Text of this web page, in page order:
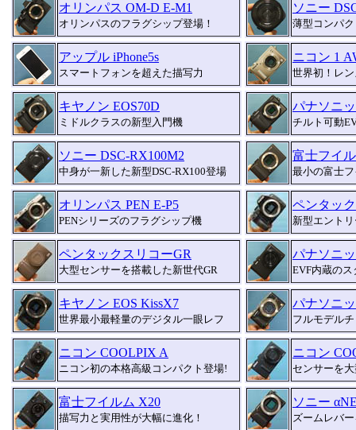
オリンパス OM-D E-M1
オリンパスのフラグシップ登場！
ソニー
薄型コンパ
アップル iPhone5s
スマートフォンを超えた描写力
ニコン 1
世界初！レ
キヤノン EOS70D
ミドルクラスの新型入門機
パナソニ
チルト可動
ソニー DSC-RX100M2
中身が一新した新型DSC-RX100登場
富士フイ
最小の富士
オリンパス PEN E-P5
PENシリーズのフラグシップ機
ペンタッ
新型エント
ペンタックスリコーGR
大型センサーを搭載した新世代GR
パナソニ
EVF内蔵の
キヤノン EOS KissX7
世界最小最軽量のデジタル一眼レフ
パナソニ
フルモデル
ニコン COOLPIX A
ニコン初の本格高級コンパクト登場!
ニコン
センサーを
富士フイルム X20
描写力と実用性が大幅に進化！
ソニー
ズームレバ